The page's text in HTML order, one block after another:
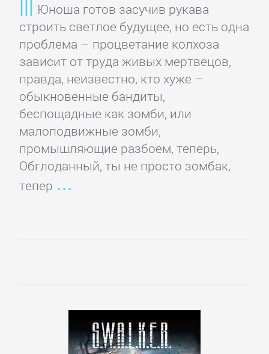
Юноша готов засучив рукава
строить светлое будущее, но есть одна
проблема – процветание колхоза
зависит от труда живых мертвецов,
правда, неизвестно, кто хуже –
обыкновенные бандиты,
беспощадные как зомби, или
малоподвижные зомби,
промышляющие разбоем, теперь,
Обглоданный, ты не просто зомбак,
тепер
Маркетинг,
PR,
реклама
Недвижимость
О
бизнесе
популярно
работы,
Управление,